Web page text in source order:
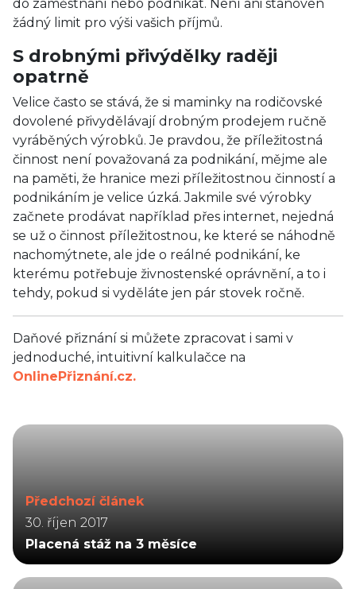
do zaměstnání nebo podnikat. Není ani stanoven
žádný limit pro výši vašich příjmů.
S drobnými přivýdělky raději
opatrně
Velice často se stává, že si maminky na rodičovské
dovolené přivydělávají drobným prodejem ručně
vyráběných výrobků. Je pravdou, že příležitostná
činnost není považovaná za podnikání, mějme ale
na paměti, že hranice mezi příležitostnou činností a
podnikáním je velice úzká. Jakmile své výrobky
začnete prodávat například přes internet, nejedná
se už o činnost příležitostnou, ke které se náhodně
nachomýtnete, ale jde o reálné podnikání, ke
kterému potřebuje živnostenské oprávnění, a to i
tehdy, pokud si vyděláte jen pár stovek ročně.
Daňové přiznání si můžete zpracovat i sami v
jednoduché, intuitivní kalkulačce na
OnlinePřiznání.cz.
Předchozí článek
30. říjen 2017
Placená stáž na 3 měsíce